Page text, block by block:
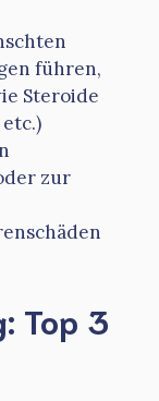
führen,
Steroide
zur
Top 3